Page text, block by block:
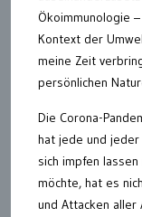
Ökoimmunologie
Kontext der
meine Zeit
persönlichen
Die Corona-
hat jede und
sich impfen
möchte, hat es
und Attacken aller